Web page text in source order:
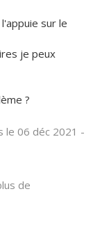
sur le
je peux
?
le 06 déc 2021 -
de